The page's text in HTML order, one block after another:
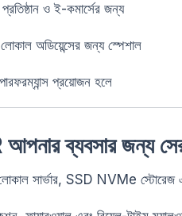
ও ই-কমার্সের জন্য
অডিয়েন্সের জন্য স্পেশাল
প্রয়োজন হলে
ব্যবসার জন্য
সার্ভার, SSD NVMe স্টোরেজ